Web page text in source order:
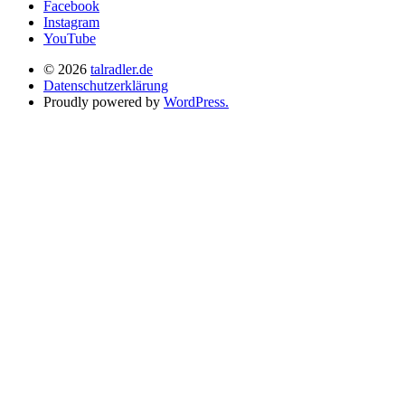
Facebook
Instagram
YouTube
© 2026 talradler.de
Datenschutzerklärung
Proudly powered by WordPress.